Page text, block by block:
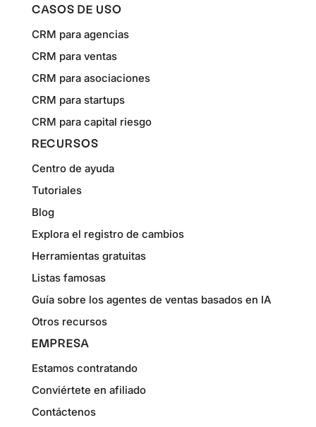
CASOS DE USO
CRM para agencias
CRM para ventas
CRM para asociaciones
CRM para startups
CRM para capital riesgo
RECURSOS
Centro de ayuda
Tutoriales
Blog
Explora el registro de cambios
Herramientas gratuitas
Listas famosas
Guía sobre los agentes de ventas basados en IA
Otros recursos
EMPRESA
Estamos contratando
Conviértete en afiliado
Contáctenos